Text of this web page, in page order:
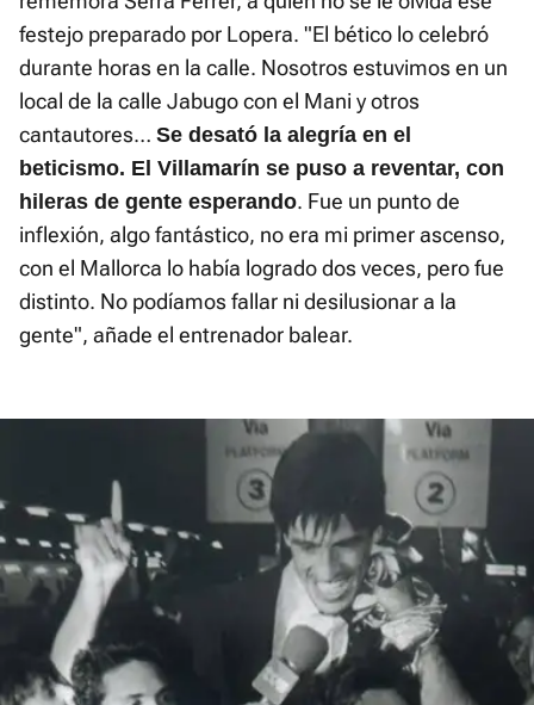
festejo preparado por Lopera. "El bético lo celebró
durante horas en la calle. Nosotros estuvimos en un
local de la calle Jabugo con el Mani y otros
cantautores… Se desató la alegría en el
beticismo. El Villamarín se puso a reventar, con
hileras de gente esperando. Fue un punto de
inflexión, algo fantástico, no era mi primer ascenso,
con el Mallorca lo había logrado dos veces, pero fue
distinto. No podíamos fallar ni desilusionar a la
gente", añade el entrenador balear.